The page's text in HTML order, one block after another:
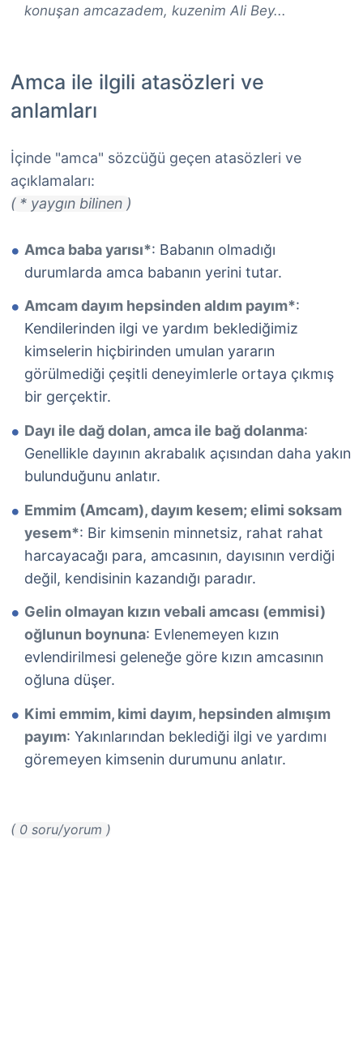
konuşan amcazadem, kuzenim Ali Bey...
Amca ile ilgili atasözleri ve
anlamları
İçinde "amca" sözcüğü geçen atasözleri ve
açıklamaları:
( * yaygın bilinen )
Amca baba yarısı*: Babanın olmadığı
durumlarda amca babanın yerini tutar.
Amcam dayım hepsinden aldım payım*:
Kendilerinden ilgi ve yardım beklediğimiz
kimselerin hiçbirinden umulan yararın
görülmediği çeşitli deneyimlerle ortaya çıkmış
bir gerçektir.
Dayı ile dağ dolan, amca ile bağ dolanma:
Genellikle dayının akrabalık açısından daha yakın
bulunduğunu anlatır.
Emmim (Amcam), dayım kesem; elimi soksam
yesem*: Bir kimsenin minnetsiz, rahat rahat
harcayacağı para, amcasının, dayısının verdiği
değil, kendisinin kazandığı paradır.
Gelin olmayan kızın vebali amcası (emmisi)
oğlunun boynuna: Evlenemeyen kızın
evlendirilmesi geleneğe göre kızın amcasının
oğluna düşer.
Kimi emmim, kimi dayım, hepsinden almışım
payım: Yakınlarından beklediği ilgi ve yardımı
göremeyen kimsenin durumunu anlatır.
( 0 soru/yorum )